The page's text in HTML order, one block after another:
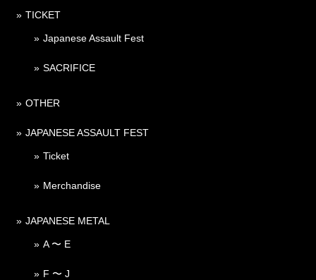
TICKET
Japanese Assault Fest
SACRIFICE
OTHER
JAPANESE ASSAULT FEST
Ticket
Merchandise
JAPANESE METAL
A 〜 E
F 〜 J